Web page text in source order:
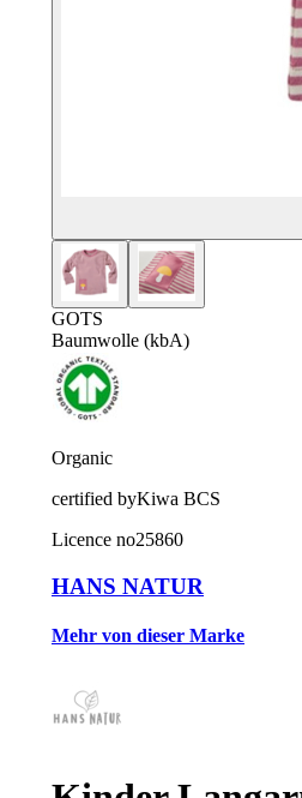
GOTS
Baumwolle (kbA)
Organic
certified byKiwa BCS
Licence no25860
HANS NATUR
Mehr von dieser Marke